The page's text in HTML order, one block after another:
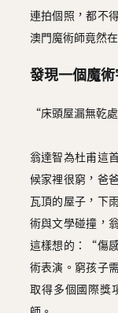
連拍個照，都不
澳門魔術師竟然
發現一個魔術
“床頭屋漏無乾
翁達智為杜甫這
候家裡很窮，爸
瓦頂的屋子，下
術與文學碰撞，
這樣想的：“傷
術表演。窮孩子
取得多個國際